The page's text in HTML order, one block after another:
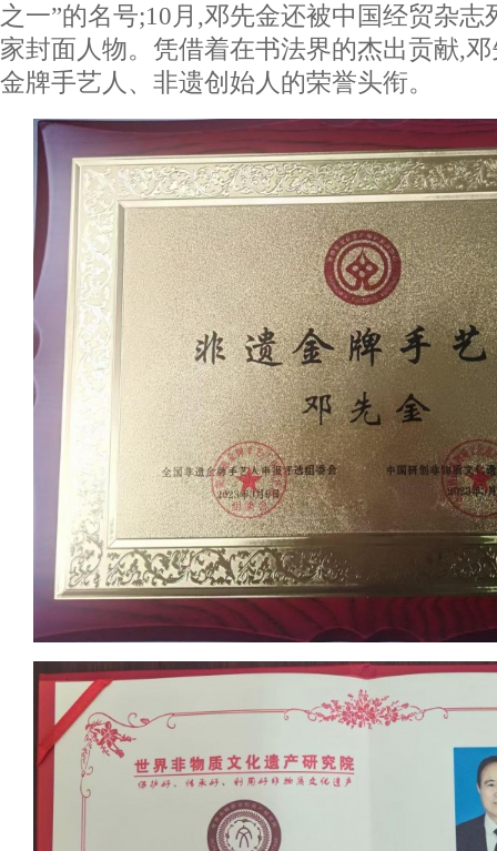
之一”的名号;10月,邓先金还被中国经贸杂
家封面人物。凭借着在书法界的杰出贡献,
金牌手艺人、非遗创始人的荣誉头衔。